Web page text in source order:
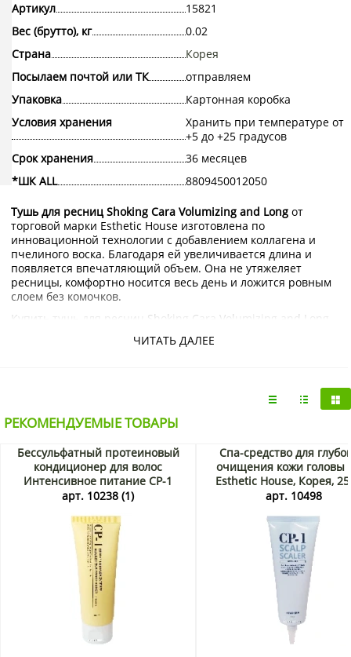
ЧИТАТЬ ДАЛЕЕ
Артикул
15821
Вес (брутто), кг
0.02
Страна
Корея
Посылаем почтой или ТК
отправляем
Упаковка
Картонная коробка
Условия хранения
Хранить при температуре от
+5 до +25 градусов
Срок хранения
36 месяцев
*ШК ALL
8809450012050
Тушь для ресниц Shoking Cara Volumizing and Long от
торговой марки Esthetic House изготовлена по
инновационной технологии с добавлением коллагена и
пчелиного воска. Благодаря ей увеличивается длина и
появляется впечатляющий объем. Она не утяжеляет
ресницы, комфортно носится весь день и ложится ровным
слоем без комочков.
Купить тушь для ресниц Shoking Cara Volumizing and Long
Подмосковью можно в интернет-магазине KorShop.ru.
РЕКОМЕНДУЕМЫЕ ТОВАРЫ
Бессульфатный протеиновый
кондиционер для волос
Интенсивное питание CP-1
Bright Complex Esthetic House,
арт. 10238 (1)
Спа-средство для
очищения кожи головы
Esthetic House, Корея,
арт. 10498